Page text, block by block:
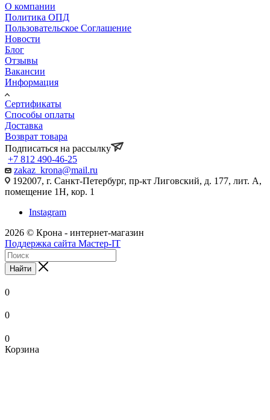
О компании
Политика ОПД
Пользовательское Соглашение
Новости
Блог
Отзывы
Вакансии
Информация
Сертификаты
Способы оплаты
Доставка
Возврат товара
Подписаться на рассылку
+7 812 490-46-25
zakaz_krona@mail.ru
192007, г. Санкт-Петербург, пр-кт Лиговский, д. 177, лит. А,
помещение 1Н, кор. 1
Instagram
2026 © Крона - интернет-магазин
Поддержка сайта Мастер-IT
Найти
0
0
0
Корзина